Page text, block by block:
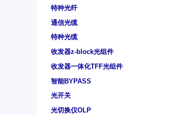
特种光纤
通信光缆
特种光缆
收发器z-block光组件
收发器一体化TFF光组件
智能BYPASS
光开关
光切换仪OLP